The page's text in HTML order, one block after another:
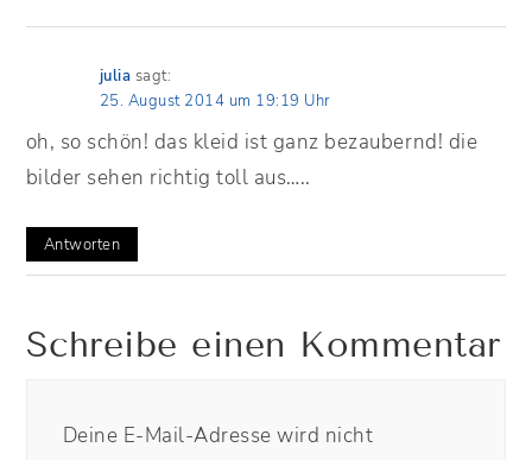
julia sagt:
25. August 2014 um 19:19 Uhr
oh, so schön! das kleid ist ganz bezaubernd! die
bilder sehen richtig toll aus…..
Antworten
Schreibe einen Kommentar
Deine E-Mail-Adresse wird nicht